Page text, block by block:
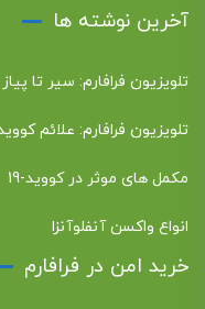
آخرین نوشته ها
تلویزیون فرافارم: سیر تا
تلویزیون فرافارم: علائم کووید-19 در
مکمل های موثر در کووید-19
انواع واکسن آنفلوآنزا
خرید امن در فرافارم